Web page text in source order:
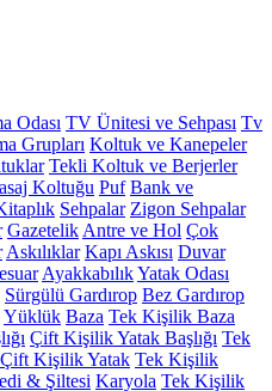
Odası TV Ünitesi ve Sehpası Tv
Grupları Koltuk ve Kanepeler
Tekli Koltuk ve Berjerler
Koltuğu Puf Bank ve
Sehpalar Zigon Sehpalar
Gazetelik Antre ve Hol Çok
Askılıklar Kapı Askısı Duvar
AyakkabılıkYatak Odası
Sürgülü Gardırop Bez Gardırop
Yüklük Baza Tek Kişilik Baza
Çift Kişilik Yatak Başlığı Tek
Çift Kişilik Yatak Tek Kişilik
& Şiltesi Karyola Tek Kişilik